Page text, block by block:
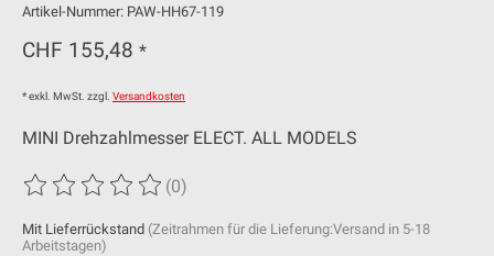
Artikel-Nummer: PAW-HH67-119
CHF 155,48 *
* exkl. MwSt. zzgl. Versandkosten
MINI Drehzahlmesser ELECT. ALL MODELS
Die Bewertung dieses Produkts ist
(0)
Mit Lieferrückstand (Zeitrahmen für die Lieferung:Versand in 5-18
Arbeitstagen)